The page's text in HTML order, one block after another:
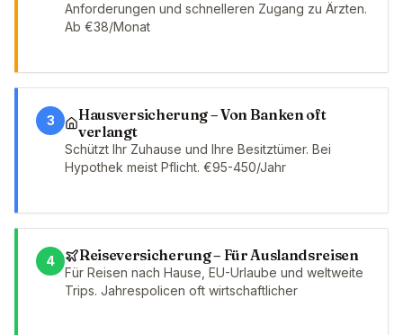
Anforderungen und schnelleren Zugang zu Ärzten.
Ab €38/Monat
3
Hausversicherung – Von Banken oft
verlangt
Schützt Ihr Zuhause und Ihre Besitztümer. Bei
Hypothek meist Pflicht. €95-450/Jahr
4 Reiseversicherung – Für Auslandsreisen
Für Reisen nach Hause, EU-Urlaube und weltweite
Trips. Jahrespolicen oft wirtschaftlicher